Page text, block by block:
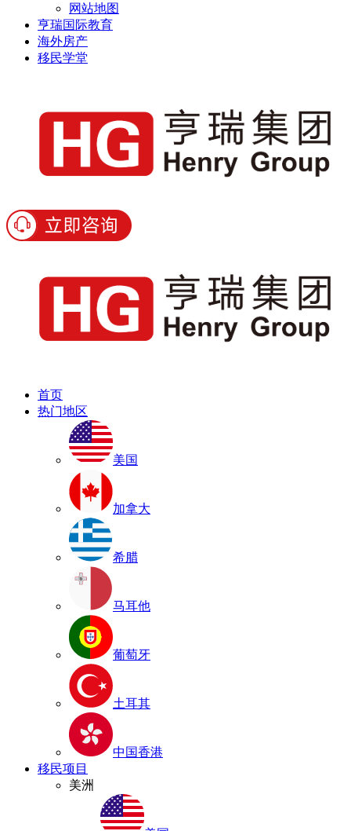
网站地图
亨瑞国际教育
海外房产
移民学堂
首页
热门地区
美国
加拿大
希腊
马耳他
葡萄牙
土耳其
中国香港
移民项目
美洲